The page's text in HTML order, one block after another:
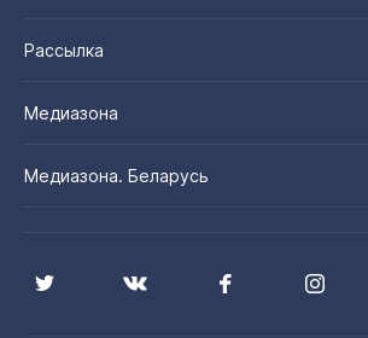
Рассылка
Медиазона
Медиазона. Беларусь